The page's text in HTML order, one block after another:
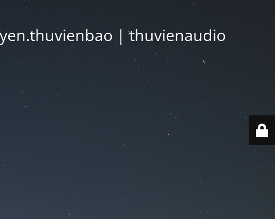
| thuvienaudio